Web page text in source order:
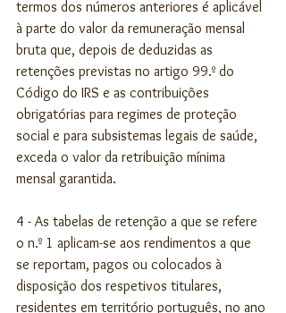
termos dos números anteriores é aplicável
à parte do valor da remuneração mensal
bruta que, depois de deduzidas as
retenções previstas no artigo 99.º do
Código do IRS e as contribuições
obrigatórias para regimes de proteção
social e para subsistemas legais de saúde,
exceda o valor da retribuição mínima
mensal garantida.
4 - As tabelas de retenção a que se refere
o n.º 1 aplicam-se aos rendimentos a que
se reportam, pagos ou colocados à
disposição dos respetivos titulares,
residentes em território português, no ano